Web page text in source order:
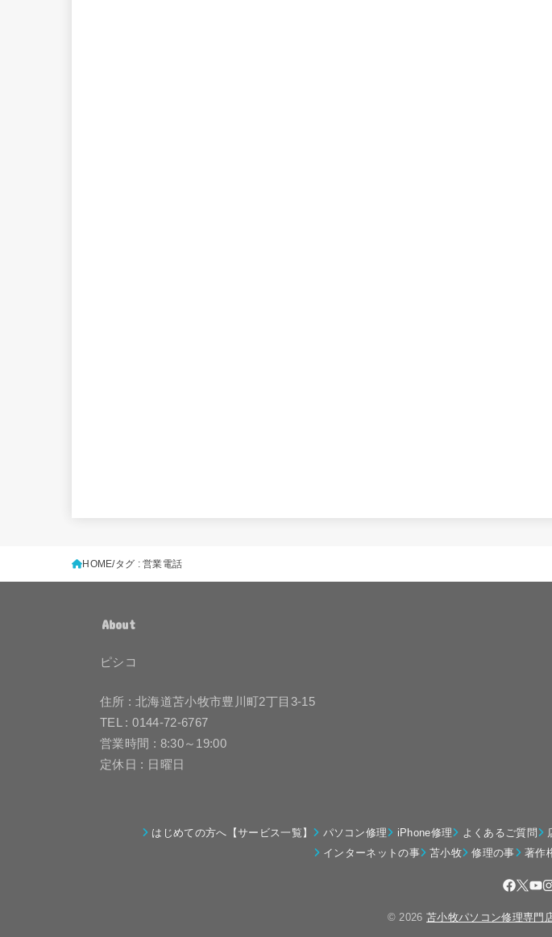
HOME タグ : 営業電話
About
ピシコ
住所 : 北海道苫小牧市豊川町2丁目3-15
TEL : 0144-72-6767
営業時間 : 8:30～19:00
定休日 : 日曜日
はじめての方へ【サービス一覧】 パソコン修理 iPhone修理 よくあるご質問
インターネットの事
苫小牧 修理の事 著作
© 2026苫小牧パソコン修理専門